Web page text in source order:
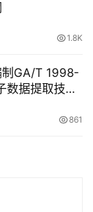
1.8K
制GA/T 1998-
数据提取技术
861